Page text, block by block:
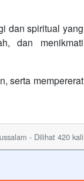
dan spiritual yang
dan menikmati
serta mempererat
- Dilihat 420 kali